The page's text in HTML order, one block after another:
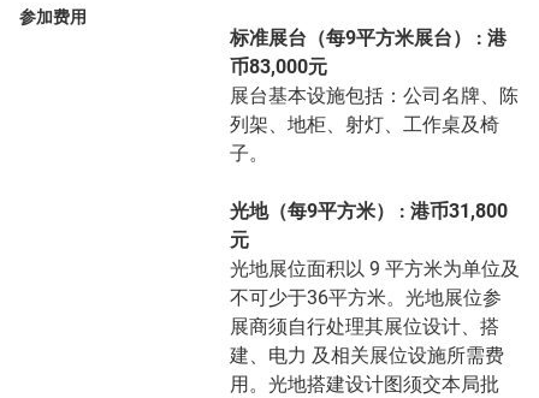
参加费用
标准展台（每9平方米展台） : 港
币83,000元
展台基本设施包括：公司名牌、陈
列架、地柜、射灯、工作桌及椅
子。
光地（每9平方米） : 港币31,800
元
光地展位面积以 9 平方米为单位及
不可少于36平方米。光地展位参
展商须自行处理其展位设计、搭
建、电力 及相关展位设施所需费
用。光地搭建设计图须交本局批